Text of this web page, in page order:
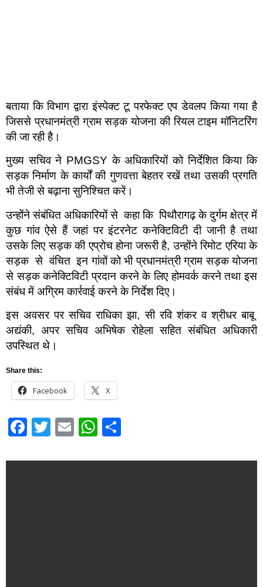
बताया कि विभाग द्वारा इंस्पेक्ट टू परफेक्ट एप डेवलप किया गया है
जिससे प्रधानमंत्री ग्राम सड़क योजना की रियल टाइम मॉनिटरिंग
की जा रही है।
मुख्य सचिव ने PMGSY के अधिकारियों को निर्देशित किया कि
सड़क निर्माण के कार्यों की गुणवत्ता बेहतर रखें तथा उसकी प्रगति
भी तेजी से बढ़ाना सुनिश्चित करें।
उन्होंने संबंधित अधिकारियों से कहा कि पिथौरागढ़ के दुर्गम क्षेत्र में
कुछ गांव ऐसे हैं जहां पर इंटरनेट कनेक्टिविटी दी जानी है तथा
उसके लिए सड़क की एप्रोच होना जरूरी है, उन्होंने रिमोट एरिया के
सड़क से वंचित इन गांवों को भी प्रधानमंत्री ग्राम सड़क योजना
से सड़क कनेक्टिविटी प्रदान करने के लिए होमवर्क करने तथा इस
संबंध में अग्रिम कार्रवाई करने के निर्देश दिए।
इस अवसर पर सचिव राधिका झा, सी रवि शंकर व श्रीधर बाबू
अद्यंकी, अपर सचिव अभिषेक रोहेला सहित संबंधित अधिकारी
उपस्थित थे।
Share this:
Facebook X
Facebook
Twitter
EmailWhatsApp